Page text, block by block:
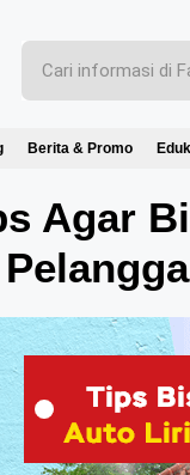
Berita & Promo
Agar